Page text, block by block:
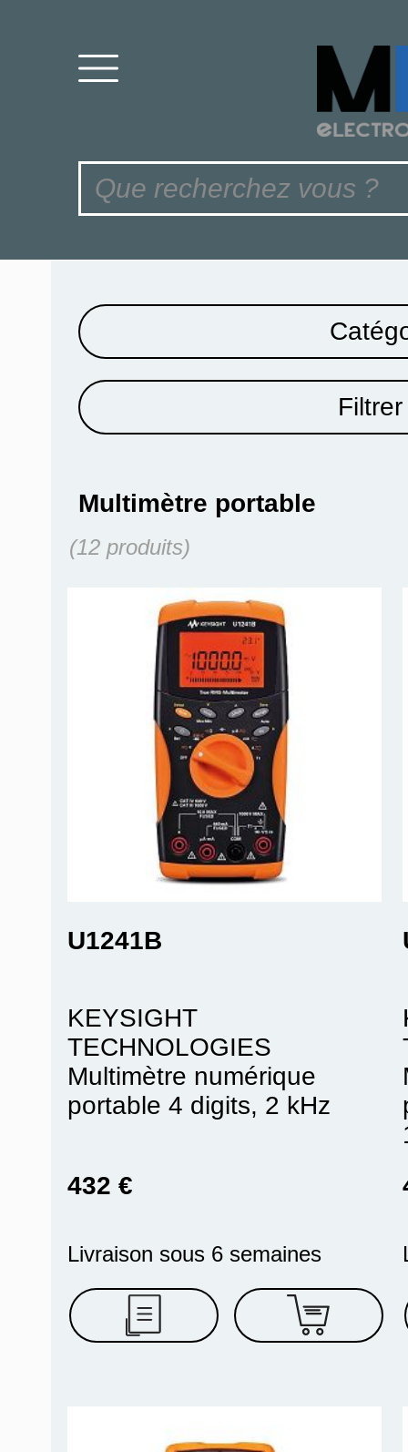
Multimètre portable
(12 produits)
U1241B
KEYSIGHT
TECHNOLOGIES
Multimètre numérique
portable 4 digits, 2 kHz
432 €
Livraison sous 6 semaines